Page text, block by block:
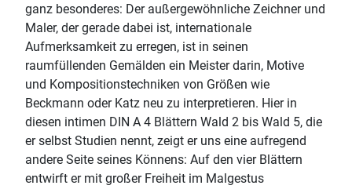
ganz besonderes: Der außergewöhnliche Zeichner und
Maler, der gerade dabei ist, internationale
Aufmerksamkeit zu erregen, ist in seinen
raumfüllenden Gemälden ein Meister darin, Motive
und Kompositionstechniken von Größen wie
Beckmann oder Katz neu zu interpretieren. Hier in
diesen intimen DIN A 4 Blättern Wald 2 bis Wald 5, die
er selbst Studien nennt, zeigt er uns eine aufregend
andere Seite seines Könnens: Auf den vier Blättern
entwirft er mit großer Freiheit im Malgestus